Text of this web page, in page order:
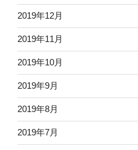
2019年12月
2019年11月
2019年10月
2019年9月
2019年8月
2019年7月